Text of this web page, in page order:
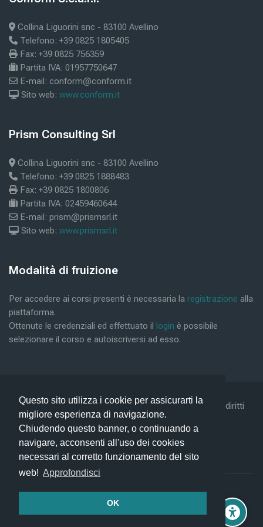
Questo sito utilizza i cookie per assicurarti la
migliore esperienza di navigazione.
Chiudendo questo banner, o continuando a
navigare, acconsenti all'uso dei cookies
necessari al corretto funzionamento del sito
web! Approfondisci
OK
Collina Liguorini snc - 83100 Avellino
Telefono: +39 0825 1805405
Fax: +39 0825 756359
Partita IVA: 01957750647
E-mail: conform@conform.it
Sito web: www.conform.it
Bloques
Salta Prism Consulting Srl
Prism Consulting Srl
Collina Liguorini snc - 83100 Avellino
Telefono: +39 0825 1888483
Fax: +39 0825 1800806
Partita IVA: 02459460644
E-mail: prism@prismsrl.it
Sito web: www.prismsrl.it
Bloques
Salta Modalità di fruizione
Modalità di fruizione
Per accedere ai corsi presenti è necessaria la registrazione alla
piattaforma.
Ottenute le credenziali ed effettuato il login è possibile
selezionare il corso e autoiscriversi ad esso.
©2019 Conform Scarl & Prism Consulting Srl - Tutti i diritti
riservati - Privacy Policy -
Resumen de retención de datos
Descargar la app para dispositivos móviles